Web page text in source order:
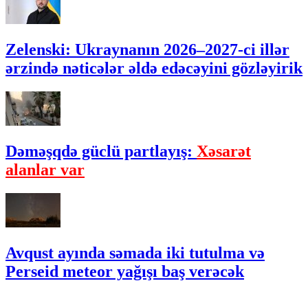
Zelenski: Ukraynanın 2026–2027-ci illər
ərzində nəticələr əldə edəcəyini gözləyirik
Dəməşqdə güclü partlayış: Xəsarət
alanlar var
Avqust ayında səmada iki tutulma və
Perseid meteor yağışı baş verəcək